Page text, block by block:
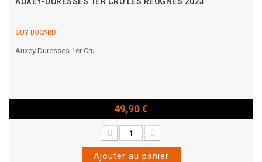
GUY BOCARD
Auxey Duresses 1er Cru
49,90 €
Ajouter au panier